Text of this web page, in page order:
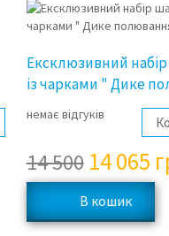
Ексклюзивний
із чарками " Дике
немає відгуків
14 50014 065